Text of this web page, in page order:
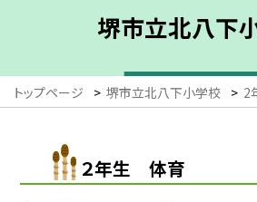
堺市立北八下
トップページ > 堺市立北八下小学校 > 2
２年生 体育